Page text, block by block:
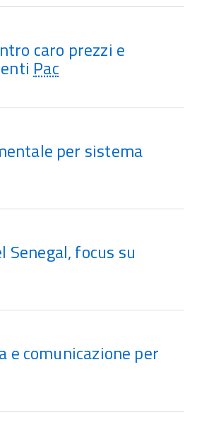
caro prezzi e
Pac
per sistema
focus su
e comunicazione per